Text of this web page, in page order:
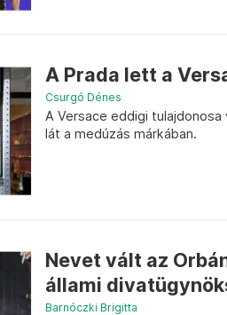
A Prada lett a
Csurgó Dénes
A Versace eddigi
lát a medúzás márkában.
Nevet vált az
állami
Barnóczki Brigitta